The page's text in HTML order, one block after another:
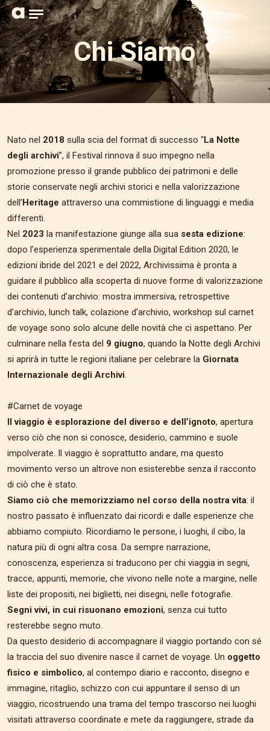
Home pageApri il menu
Chi Siamo
Nato nel 2018 sulla scia del format di successo “La Notte
degli archivi”, il Festival rinnova il suo impegno nella
promozione presso il grande pubblico dei patrimoni e delle
storie conservate negli archivi storici e nella valorizzazione
dell’Heritage attraverso una commistione di linguaggi e media
differenti.
Nel 2023 la manifestazione giunge alla sua sesta edizione:
dopo l’esperienza sperimentale della Digital Edition 2020, le
edizioni ibride del 2021 e del 2022, Archivissima è pronta a
guidare il pubblico alla scoperta di nuove forme di valorizzazione
dei contenuti d’archivio: mostra immersiva, retrospettive
d’archivio, lunch talk, colazione d’archivio, workshop sul carnet
de voyage sono solo alcune delle novità che ci aspettano. Per
culminare nella festa del 9 giugno, quando la Notte degli Archivi
si aprirà in tutte le regioni italiane per celebrare la Giornata
Internazionale degli Archivi.
#Carnet de voyage
Il viaggio è esplorazione del diverso e dell’ignoto, apertura
verso ciò che non si conosce, desiderio, cammino e suole
impolverate. Il viaggio è soprattutto andare, ma questo
movimento verso un altrove non esisterebbe senza il racconto
di ciò che è stato.
Siamo ciò che memorizziamo nel corso della nostra vita: il
nostro passato è influenzato dai ricordi e dalle esperienze che
abbiamo compiuto. Ricordiamo le persone, i luoghi, il cibo, la
natura più di ogni altra cosa. Da sempre narrazione,
conoscenza, esperienza si traducono per chi viaggia in segni,
tracce, appunti, memorie, che vivono nelle note a margine, nelle
liste dei propositi, nei biglietti, nei disegni, nelle fotografie.
Segni vivi, in cui risuonano emozioni, senza cui tutto
resterebbe segno muto.
Da questo desiderio di accompagnare il viaggio portando con sé
la traccia del suo divenire nasce il carnet de voyage. Un oggetto
fisico e simbolico, al contempo diario e racconto, disegno e
immagine, ritaglio, schizzo con cui appuntare il senso di un
viaggio, ricostruendo una trama del tempo trascorso nei luoghi
visitati attraverso coordinate e mete da raggiungere, strade da